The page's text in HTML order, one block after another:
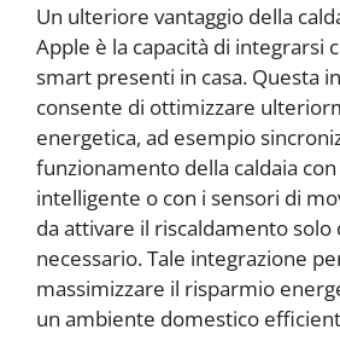
Un ulteriore vantaggio della
Apple è la capacità di integrarsi
smart presenti in casa. Questa
consente di ottimizzare
energetica, ad esempio
funzionamento della caldaia
intelligente o con i sensori di
da attivare il riscaldamento solo
necessario. Tale integrazione
massimizzare il risparmio
un ambiente domestico